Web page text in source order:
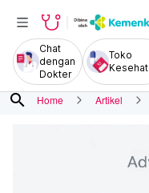
Chat
dengan
Dokter
Toko
search Home Artikel